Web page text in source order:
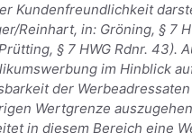
Kundenfreundlichkeit
Reinhart, in: Gröning, § 7
§ 7 HWG Rdnr. 43).
im Hinblick
der
Wertgrenze
in diesem Bereich eine